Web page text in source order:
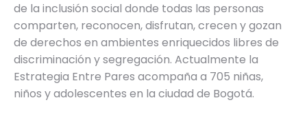
de la inclusión social donde todas las personas
comparten, reconocen, disfrutan, crecen y gozan
de derechos en ambientes enriquecidos libres de
discriminación y segregación. Actualmente la
Estrategia Entre Pares acompaña a 705 niñas,
niños y adolescentes en la ciudad de Bogotá.